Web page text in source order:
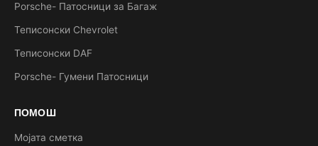
Porsche- Патосници за Багаж
Теписонски Chevrolet
Теписонски DAF
Porsche- Гумени Патосници
ПОМОШ
Мојата сметка